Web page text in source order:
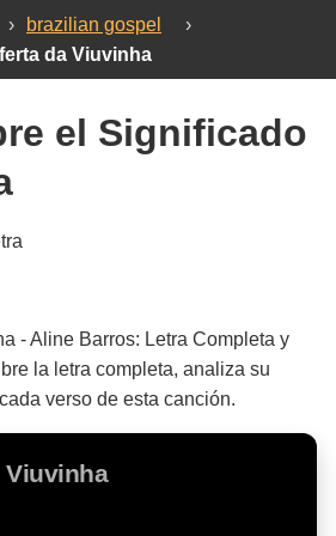
› brazilian gospel
›
da Viuvinha
el Significado
- Aline Barros: Letra Completa y
la letra completa, analiza su
verso de esta canción.
Viuvinha